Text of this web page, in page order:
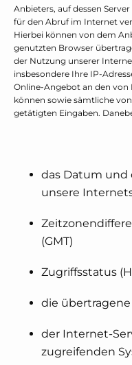
Anbieters, auf dessen
für den Abruf im Internet
Hierbei können von dem
genutzten Browser
der Nutzung unserer
insbesondere Ihre IP-
Online-Angebot an den von
können sowie sämtliche
getätigten Eingaben.
das Datum und
unsere
(GMT)
Zugriffsstatus
die
der Internet-
zugreifenden